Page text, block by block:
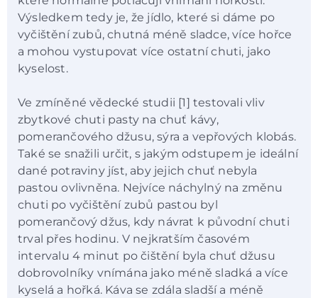
Výsledkem tedy je, že jídlo, které si dáme po
vyčištění zubů, chutná méně sladce, více hořce
a mohou vystupovat více ostatní chuti, jako
kyselost.
Ve zmíněné vědecké studii [1] testovali vliv
zbytkové chuti pasty na chuť kávy,
pomerančového džusu, sýra a vepřových klobás.
Také se snažili určit, s jakým odstupem je ideální
dané potraviny jíst, aby jejich chuť nebyla
pastou ovlivněna. Nejvíce náchylný na změnu
chuti po vyčištění zubů pastou byl
pomerančový džus, kdy návrat k původní chuti
trval přes hodinu. V nejkratším časovém
intervalu 4 minut po čištění byla chuť džusu
dobrovolníky vnímána jako méně sladká a více
kyselá a hořká. Káva se zdála sladší a méně